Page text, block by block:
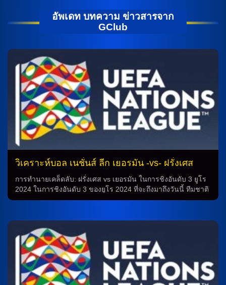
อัพเดท บทความ ข่าวสารจาก
GClub
วิเคราะห์บอล เนชั่นส์ ลีก เยอรมัน -vs- ฝรั่งเศส
การทำนายเคล็ดลับ: ฝรั่งเศส vs เยอรมัน ในการชิงอันดับ 3 ยูโร
2024 ในการชิงอันดับ 3 ของยูโร 2024 ที่จะถึงมาถึงวันนี้ ทีมชาติ
ฝรั่งเศสจะต้องพบกับทีมชาติเยอรมัน ในเกมที่มีเสถียรภาพและ
ประวัติการพบกันระหว่างทีมชาติฝรั่งเศสและเยอรมัน ในปี 2024
พบว่าทีมชาติฝรั่งเศสได้แพ้เยอรมันในเกมล่าสุดด้วยคะแนน 0-2
ทำให้การทำนายเป็นสิ่งที่น่าสนใจในการชิงอันดับ 3 ในวันนี้
การเตรียมการของทั้งสองฝ่าย ทีมชาติฝรั่งเศสจะมีการปรับเปลี่ยน
ตัวผู้เล่นจากเกมล่าสุดที่แพ้มาก่อนหน้าด้วยการใช้นักเตะเช่น โร
บิน โกเซ่นส์ และเซิร์จ นาบรี้ เป็นต้น ส่วนทีมชาติเยอรมันก็จะ
พยายามที่จะคว้าชัยและดึงเข้าเกมด้วยการเปลี่ยนตัวผู้เล่นเช่น